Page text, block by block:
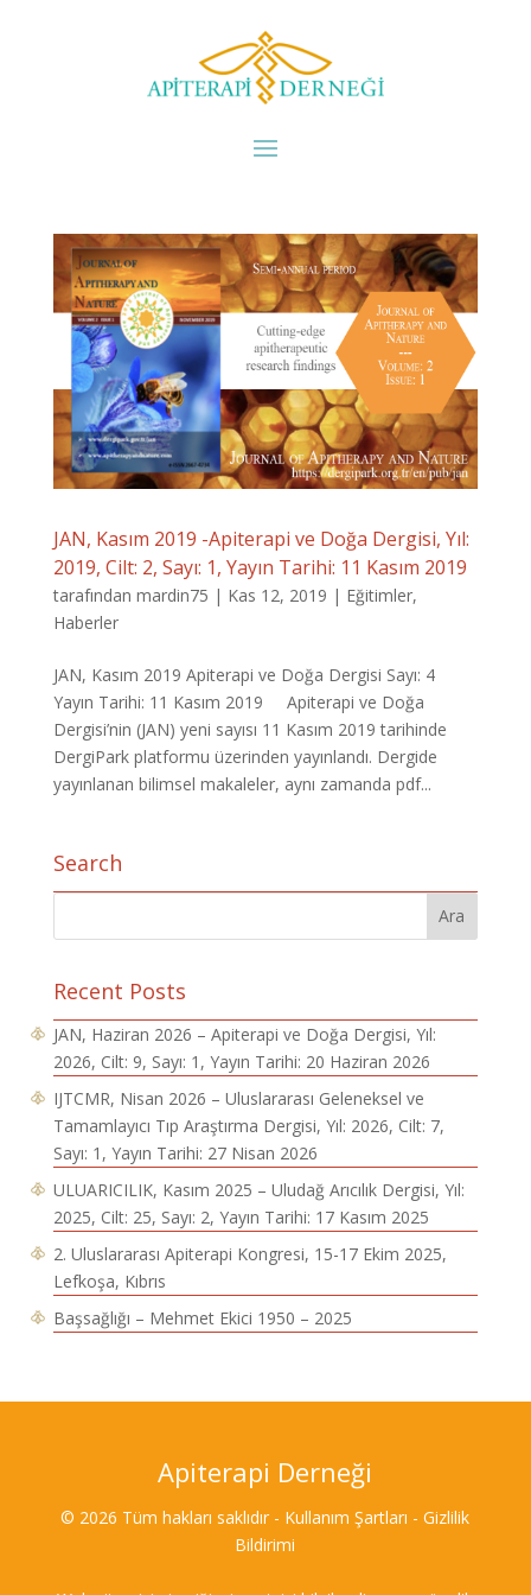
JAN, Kasım 2019 -Apiterapi ve Doğa Dergisi, Yıl:
2019, Cilt: 2, Sayı: 1, Yayın Tarihi: 11 Kasım 2019
tarafından mardin75 | Kas 12, 2019 | Eğitimler,
Haberler
JAN, Kasım 2019 Apiterapi ve Doğa Dergisi Sayı: 4
Yayın Tarihi: 11 Kasım 2019 Apiterapi ve Doğa
Dergisi’nin (JAN) yeni sayısı 11 Kasım 2019 tarihinde
DergiPark platformu üzerinden yayınlandı. Dergide
yayınlanan bilimsel makaleler, aynı zamanda pdf...
Search
Recent Posts
JAN, Haziran 2026 – Apiterapi ve Doğa Dergisi, Yıl:
2026, Cilt: 9, Sayı: 1, Yayın Tarihi: 20 Haziran 2026
IJTCMR, Nisan 2026 – Uluslararası Geleneksel ve
Tamamlayıcı Tıp Araştırma Dergisi, Yıl: 2026, Cilt: 7,
Sayı: 1, Yayın Tarihi: 27 Nisan 2026
ULUARICILIK, Kasım 2025 – Uludağ Arıcılık Dergisi, Yıl:
2025, Cilt: 25, Sayı: 2, Yayın Tarihi: 17 Kasım 2025
2. Uluslararası Apiterapi Kongresi, 15-17 Ekim 2025,
Lefkoşa, Kıbrıs
Başsağlığı – Mehmet Ekici 1950 – 2025
Apiterapi Derneği
© 2026 Tüm hakları saklıdır - Kullanım Şartları - Gizlilik
Bildirimi